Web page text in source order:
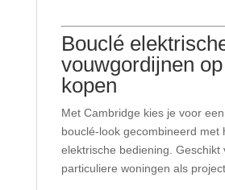
Bouclé
vouwgordijnen
kopen
Met Cambridge kies je voor
bouclé-look gecombineerd met
elektrische bediening. Geschikt
particuliere woningen als